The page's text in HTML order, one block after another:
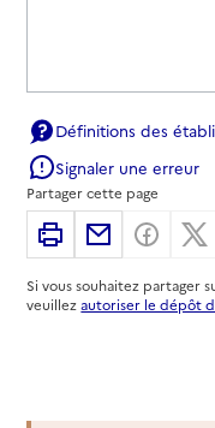
Définitions des
Signaler une erreur
Partager cette page
ImprimerPartager
Si vous souhaitez partager
veuillezautoriser le dépôt